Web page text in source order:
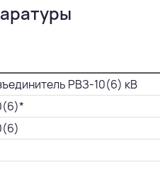
РВЗ-10(6) кВ